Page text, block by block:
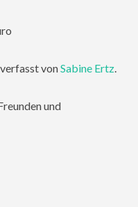
vonSabine Ertz.
und